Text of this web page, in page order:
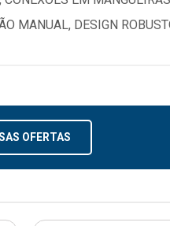
MANUAL, DESIGN
OFERTAS